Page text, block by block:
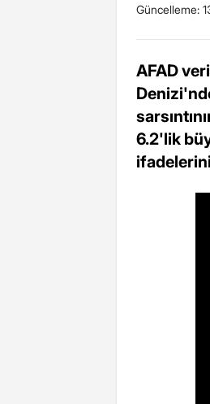
Güncelleme:
AFAD
6.2'lik